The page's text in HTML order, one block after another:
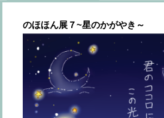
のほほん展７~星のかがやき～